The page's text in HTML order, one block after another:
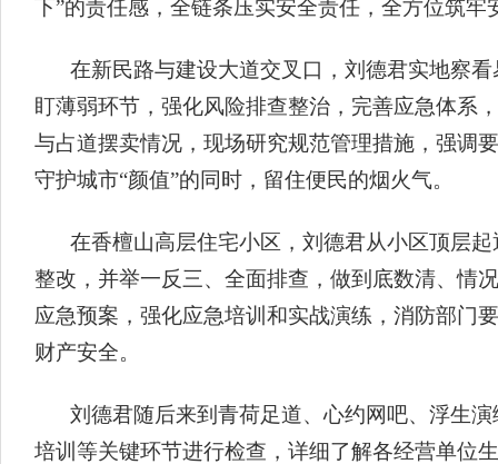
下”的责任感，全链条压实安全责任，全方位筑
在新民路与建设大道交叉口，刘德君实地察
盯薄弱环节，强化风险排查整治，完善应急体系
与占道摆卖情况，现场研究规范管理措施，强调
守护城市“颜值”的同时，留住便民的烟火气。
在香檀山高层住宅小区，刘德君从小区顶层
整改，并举一反三、全面排查，做到底数清、情
应急预案，强化应急培训和实战演练，消防部门
财产安全。
刘德君随后来到青荷足道、心约网吧、浮生
培训等关键环节进行检查，详细了解各经营单位